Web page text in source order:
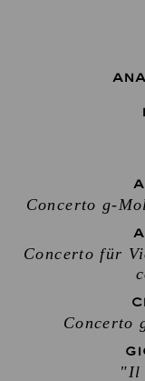
Concerto g-
Concerto für
Concerto
"Il